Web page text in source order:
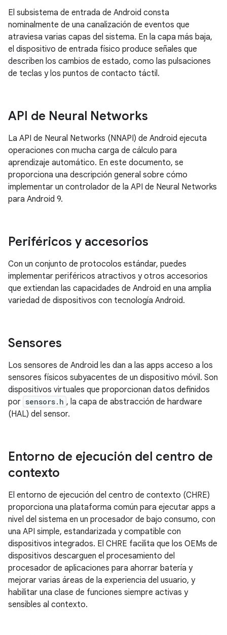
El subsistema de entrada de Android consta
nominalmente de una canalización de eventos que
atraviesa varias capas del sistema. En la capa más baja,
el dispositivo de entrada físico produce señales que
describen los cambios de estado, como las pulsaciones
de teclas y los puntos de contacto táctil.
API de Neural Networks
La API de Neural Networks (NNAPI) de Android ejecuta
operaciones con mucha carga de cálculo para
aprendizaje automático. En este documento, se
proporciona una descripción general sobre cómo
implementar un controlador de la API de Neural Networks
para Android 9.
Periféricos y accesorios
Con un conjunto de protocolos estándar, puedes
implementar periféricos atractivos y otros accesorios
que extiendan las capacidades de Android en una amplia
variedad de dispositivos con tecnología Android.
Sensores
Los sensores de Android les dan a las apps acceso a los
sensores físicos subyacentes de un dispositivo móvil. Son
dispositivos virtuales que proporcionan datos definidos
por sensors.h , la capa de abstracción de hardware
(HAL) del sensor.
Entorno de ejecución del centro de
contexto
El entorno de ejecución del centro de contexto (CHRE)
proporciona una plataforma común para ejecutar apps a
nivel del sistema en un procesador de bajo consumo, con
una API simple, estandarizada y compatible con
dispositivos integrados. El CHRE facilita que los OEMs de
dispositivos descarguen el procesamiento del
procesador de aplicaciones para ahorrar batería y
mejorar varias áreas de la experiencia del usuario, y
habilitar una clase de funciones siempre activas y
sensibles al contexto.